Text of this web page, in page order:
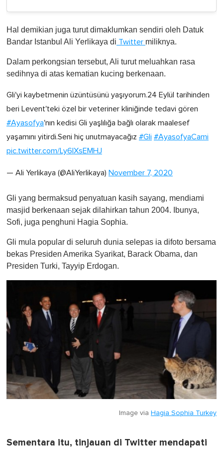
Hal demikian juga turut dimaklumkan sendiri oleh Datuk
Bandar Istanbul Ali Yerlikaya di Twitter miliknya.
Dalam perkongsian tersebut, Ali turut meluahkan rasa
sedihnya di atas kematian kucing berkenaan.
Gli'yi kaybetmenin üzüntüsünü yaşıyorum.24 Eylül tarihinden
beri Levent'teki özel bir veteriner kliniğinde tedavi gören
#Ayasofya'nın kedisi Gli yaşlılığa bağlı olarak maalesef
yaşamını yitirdi.Seni hiç unutmayacağız #Gli #AyasofyaCami
pic.twitter.com/Ly6IXsEMHJ
— Ali Yerlikaya (@AliYerlikaya) November 7, 2020
Gli yang bermaksud penyatuan kasih sayang, mendiami
masjid berkenaan sejak dilahirkan tahun 2004. Ibunya,
Sofi, juga penghuni Hagia Sophia.
Gli mula popular di seluruh dunia selepas ia difoto bersama
bekas Presiden Amerika Syarikat, Barack Obama, dan
Presiden Turki, Tayyip Erdogan.
Image via Hagia Sophia Turkey
Sementara itu, tinjauan di Twitter mendapati